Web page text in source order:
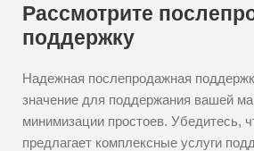
Рассмотрите
поддержку
Надежная послепродажная
значение для поддержания вашей
минимизации простоев. Убедитесь,
предлагает комплексные услуги